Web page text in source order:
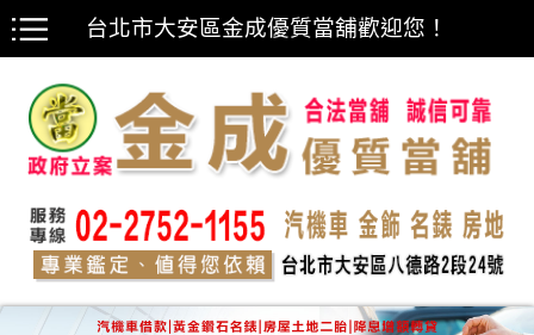
台北市大安區金成優質當舖歡迎您！